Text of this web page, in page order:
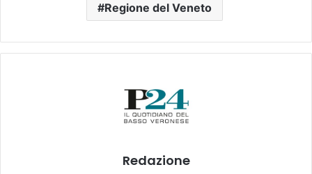
Regione del Veneto
Redazione